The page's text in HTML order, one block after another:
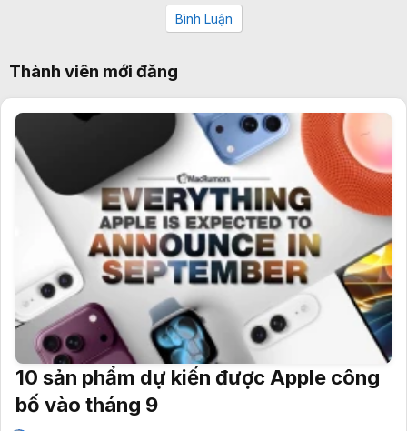
Bình Luận
Thành viên mới đăng
10 sản phẩm dự kiến được Apple công
bố vào tháng 9